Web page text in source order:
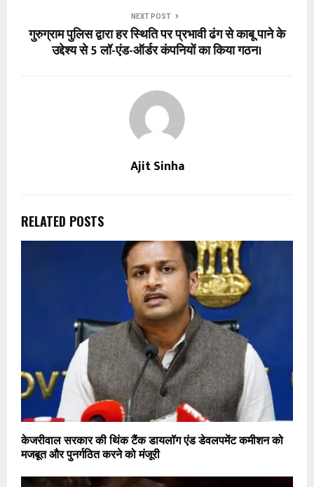
NEXT POST
गुरुग्राम पुलिस द्वारा हर स्थिति पर प्रभावी ढंग से काबू पाने के
उद्देश्य से 5 लॉ-एंड-ऑर्डर कंपनियों का किया गठन।
Ajit Sinha
RELATED POSTS
केजरीवाल सरकार की थिंक टैंक डायलॉग एंड डेवलपमेंट कमीशन को
मजबूत और पुनर्गठित करने को मंजूरी